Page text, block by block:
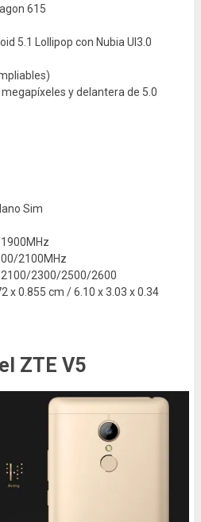
615
5.1 Lollipop con Nubia UI3.0
y delantera de 5.0
Sim
2100MHz
2100/2300/2500/2600
x 0.855 cm / 6.10 x 3.03 x 0.34
ZTE V5